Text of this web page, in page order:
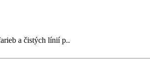
a čistých línií p..